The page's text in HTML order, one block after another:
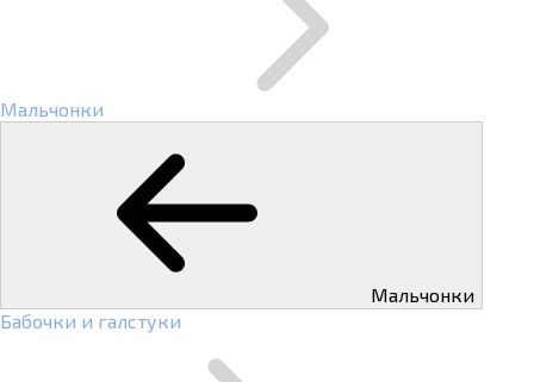
Мальчонки
Мальчонки
Бабочки и галстуки